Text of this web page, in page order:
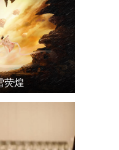
荧煌